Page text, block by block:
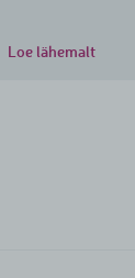
Loe lähemalt